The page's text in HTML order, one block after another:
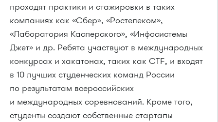
проходят практики и стажировки в таких
компаниях как «Сбер», «Ростелеком»,
«Лаборатория Касперского», «Инфосистемы
Джет» и др. Ребята участвуют в международных
конкурсах и хакатонах, таких как CTF, и входят
в 10 лучших студенческих команд России
по результатам всероссийских
и международных соревнований. Кроме того,
студенты создают собственные стартапы